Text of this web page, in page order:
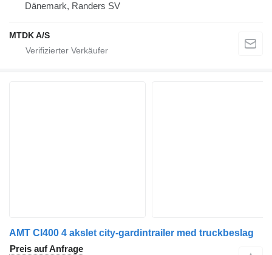
Dänemark, Randers SV
MTDK A/S
AMT CI400 4 akslet city-gardintrailer med truckbeslag
Preis auf Anfrage